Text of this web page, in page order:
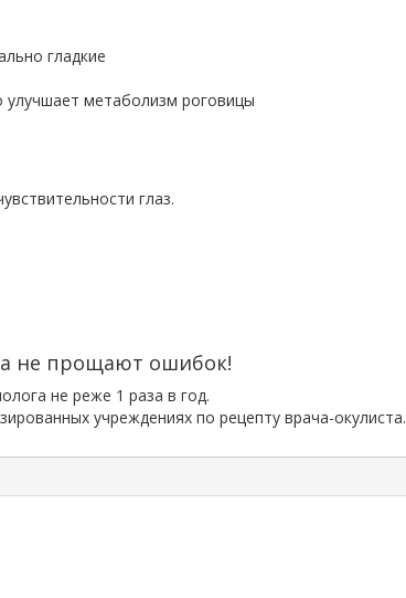
гладкие
метаболизм роговицы
глаз.
не прощают ошибок!
не реже 1 раза в год.
учреждениях по рецепту врача-окулиста.